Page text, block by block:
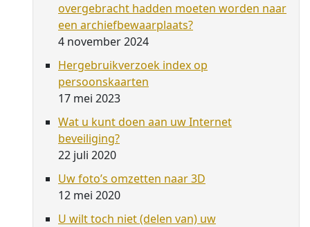
overgebracht hadden moeten worden naar
een archiefbewaarplaats?
4 november 2024
Hergebruikverzoek index op
persoonskaarten
17 mei 2023
Wat u kunt doen aan uw Internet
beveiliging?
22 juli 2020
Uw foto’s omzetten naar 3D
12 mei 2020
U wilt toch niet (delen van) uw